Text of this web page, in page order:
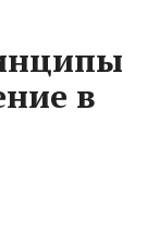
в